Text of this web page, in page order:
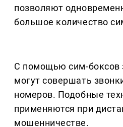
позволяют
большое количество
С помощью сим-боксов
могут совершать
номеров. Подобные
применяются при
мошенничестве.